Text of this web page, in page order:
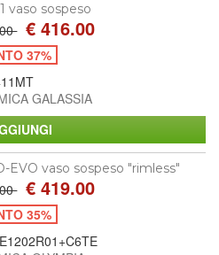
vaso sospeso
€ 416.00
37%
GALASSIA
EVO vaso sospeso "rimless"
€ 419.00
35%